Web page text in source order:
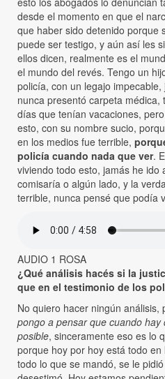
desde el momento en que el
que haber sido detenido porque
puede ser testigo, y aún así les
ellos dicen, realmente es el
el mundo del revés. Tengo un
policía, con un legajo
nunca presentó carpeta
días que tenían vacaciones,
esto, con su nombre sucio,
en los medios fue terrible,
policía cuando nada que ver.
viviendo todo esto, jamás he ido
comisaría o algún lado, y la
terrible, nunca pensé que podía
AUDIO 1 ROSA
¿Qué análisis hacés si la
que en el testimonio de los
No quiero hacer ningún análisis,
pongo a pensar que cuando
posible, sinceramente eso es lo
porque hoy por hoy está todo
todo lo que se mandó, se le